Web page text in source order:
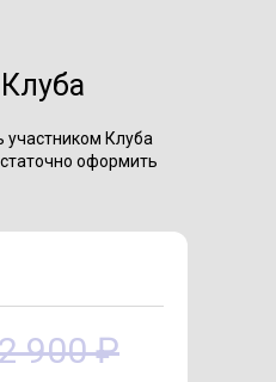
участником Клуба
оформить
900 ₽